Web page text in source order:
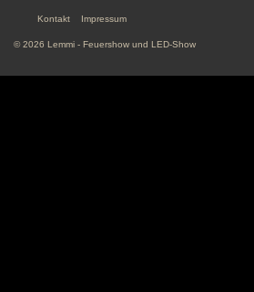
Kontakt Impressum
© 2026 Lemmi - Feuershow und LED-Show